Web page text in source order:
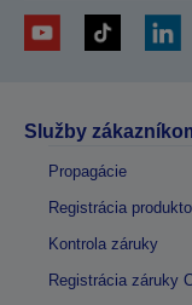
Služby
Propagácie
Registrácia
Kontrola záruky
Registrácia záruky